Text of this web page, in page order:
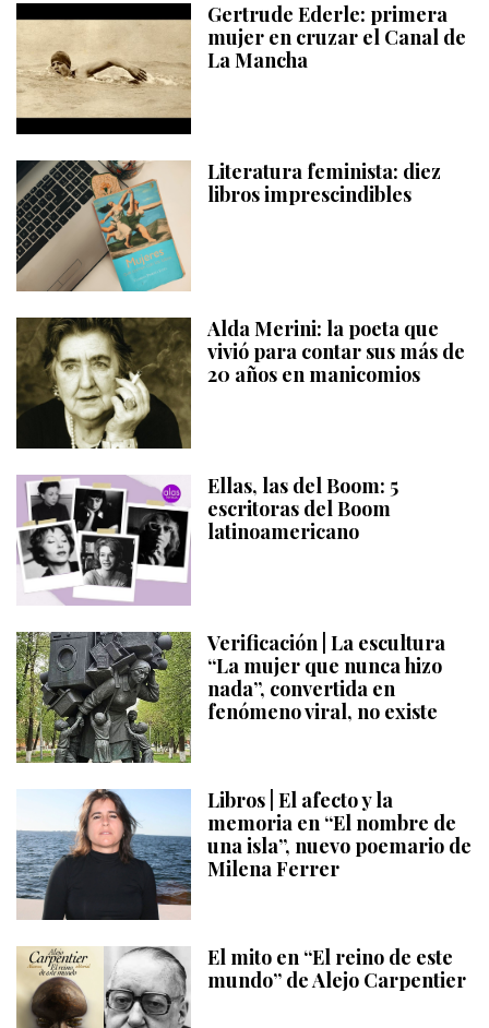
Gertrude Ederle: primera
mujer en cruzar el Canal de
La Mancha
Literatura feminista: diez
libros imprescindibles
Alda Merini: la poeta que
vivió para contar sus más de
20 años en manicomios
Ellas, las del Boom: 5
escritoras del Boom
latinoamericano
Verificación | La escultura
“La mujer que nunca hizo
nada”, convertida en
fenómeno viral, no existe
Libros | El afecto y la
memoria en “El nombre de
una isla”, nuevo poemario de
Milena Ferrer
El mito en “El reino de este
mundo” de Alejo Carpentier